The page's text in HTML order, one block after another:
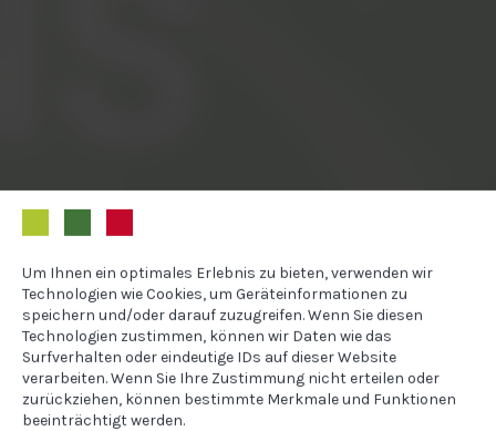
Um Ihnen ein optimales Erlebnis zu bieten, verwenden wir
Technologien wie Cookies, um Geräteinformationen zu
speichern und/oder darauf zuzugreifen. Wenn Sie diesen
Technologien zustimmen, können wir Daten wie das
Surfverhalten oder eindeutige IDs auf dieser Website
verarbeiten. Wenn Sie Ihre Zustimmung nicht erteilen oder
zurückziehen, können bestimmte Merkmale und Funktionen
beeinträchtigt werden.